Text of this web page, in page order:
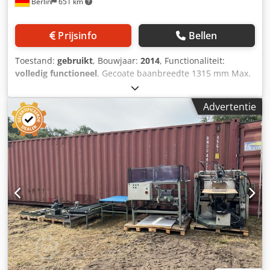
beschermt onder andere tegen chemicaliën,
en water. Cedpfexzp H Tsx Aprerf De machine kan vóór het
drukken worden gebruikt voor het aanbrengen van een
offsetdrukken voor de afwerking met verschillende soorten
vernissen. Dankzij de snelle verniswissel en de eenvoudige
bediening is hij bijzonder efficiënt voor kleinere en
wisselende opdrachten. Kenmerken en voordelen: *
Compact desktop-vlakvernisingssysteem * Geschikt voor
UV-, watergedragen en speciale vernissen, evenals primers
* Met af- en opwikkelfaciliteiten: verwerking van rollen tot
10 inch breed * Vooral geschikt voor losse vellen *
Kleurentouchscreen voor droogcontrole en
snelheidsaanpassing tijdens het gebruik * Geen
circulatiesysteem voor de vernis nodig – daardoor geen
onnodig vernisverlies * Standaard verniswissel in ca. 2
minuten * Ideaal voor hoogwaardige producten in kleine
oplages * Optioneel te combineren met een
afwikkelaar/terugspoelapparaat of een in- en uitvoertafel
Technische gegevens: * Papier-/materiaalbreedte: tot 10
Prijsinfo Bellen
Toestand: gebruikt, Bouwjaar: 2014, Functionaliteit:
volledig functioneel, Gecoate baanbreedte 1315 mm Max.
Baanbreedte 1330 mm Primaire afwikkelaar: 1000 mm
Credpfx Aswp R Htjpref Secundaire afwikkelaar: 1200 mm
Opwikkelaar: 1200 mm Snelheid: 400 m/min Accessoires: -
Oplosmiddelvrije menger Nordmeccanica - Continue
vullende World Mixer (met 4 tanks van 200 kg) - 5 rollen
Materialen: GECOATE BAAN BOPP 12 - 80 μ, PETP 10 - 30 μ,
LDPE, LLDPE 30 - 200 μ, OPA 12 - 18 μ, NYLON CAST 30 - 80
μ ALU (Folie) 6,3 - 40 μ, PP CAST 60 - 150 μ, PAPIER 40 - 150
gr/m2 GELAMINEERDE BAAN BOPP 12 - 80 μ, PETP 8 - 30 μ,
LDPE, LLDPE 20 - 200 μ, OPA 12 - 18 μ, NYLON GEGOTEN 20
- 80 μ ALU (folie) 6,3 - 40 μ, PP CAST 20 - 150 μ, COEX FILM
25 - 200 μ PAPIER 40 - 150 gr/m2
Advertentie